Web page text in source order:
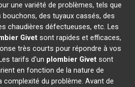
une variété de problèmes, tels que
des tuyaux cassés, des
chaudières défectueuses, etc. Les
Givetsont rapides et efficaces,
très courts pour répondre à vos
tarifs d'un plombier Givetsont
en fonction de la nature de
complexité du problème. Avant de